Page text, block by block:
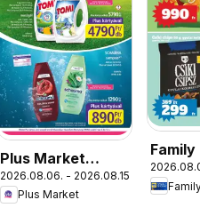
Plus Market
akciós újság
2026.08.06. - 2026.08.15.
Plus Market
akciós